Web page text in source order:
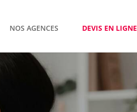
NOS AGENCES DEVIS EN LIGNE